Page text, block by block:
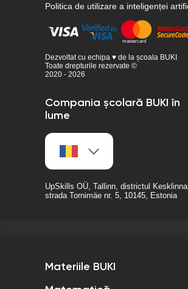
Politica de utilizare a inteligenței
Dezvoltat cu echipa ♥ de la școala BUKI
Toate drepturile rezervate ©
2020 - 2026
Compania școlară BUKI în
lume
UpSkills OÜ, Tallinn, districtul Kesklinna,
strada Tornimäe nr. 5, 10145, Estonia
Materiile BUKI